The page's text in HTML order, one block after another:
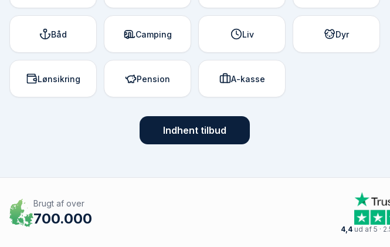
Båd Camping Liv Dyr
Lønsikring Pension A-kasse
Indhent tilbud
Brugt af over
700.000
4,4 ud af 5 ·